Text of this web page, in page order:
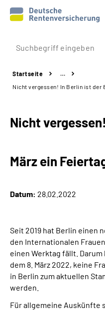
Prävention
Reha
Experten
Über uns & Presse
Suche
Language
Startseite
…
Nicht vergessen! In Berlin ist der
Nicht
März ein
Datum: 28.02.2022
Seit 2019 hat Berlin einen
den Internationalen
einen Werktag fällt.
dem 8. März 2022, keine
in Berlin zum aktuellen
werden.
Für allgemeine Auskünfte